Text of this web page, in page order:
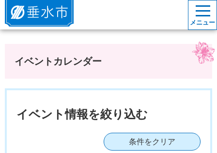
垂水市
メニュー
イベントカレンダー
イベント情報を絞り込む
条件をクリア